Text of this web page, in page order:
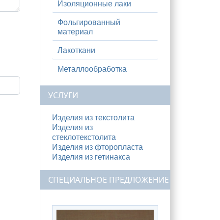
Изоляционные лаки
Фольгированный
материал
Лакоткани
Металлообработка
УСЛУГИ
Изделия из текстолита
Изделия из
стеклотекстолита
Изделия из фторопласта
Изделия из гетинакса
СПЕЦИАЛЬНОЕ ПРЕДЛОЖЕНИЕ